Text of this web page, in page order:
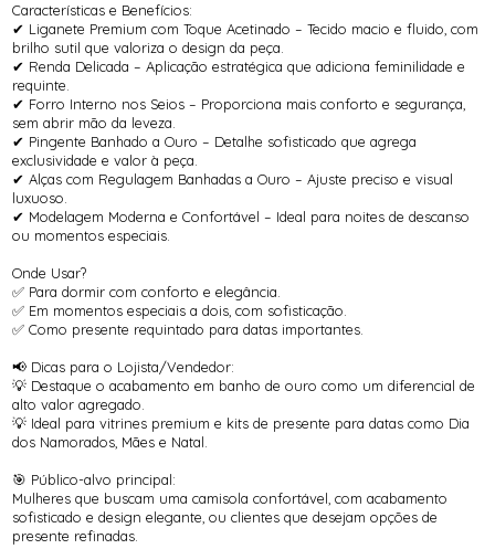
Características e Benefícios:
✔ Liganete Premium com Toque Acetinado – Tecido macio e fluido, com
brilho sutil que valoriza o design da peça.
✔ Renda Delicada – Aplicação estratégica que adiciona feminilidade e
requinte.
✔ Forro Interno nos Seios – Proporciona mais conforto e segurança,
sem abrir mão da leveza.
✔ Pingente Banhado a Ouro – Detalhe sofisticado que agrega
exclusividade e valor à peça.
✔ Alças com Regulagem Banhadas a Ouro – Ajuste preciso e visual
luxuoso.
✔ Modelagem Moderna e Confortável – Ideal para noites de descanso
ou momentos especiais.
Onde Usar?
✅ Para dormir com conforto e elegância.
✅ Em momentos especiais a dois, com sofisticação.
✅ Como presente requintado para datas importantes.
📢 Dicas para o Lojista/Vendedor:
💡 Destaque o acabamento em banho de ouro como um diferencial de
alto valor agregado.
💡 Ideal para vitrines premium e kits de presente para datas como Dia
dos Namorados, Mães e Natal.
🎯 Público-alvo principal:
Mulheres que buscam uma camisola confortável, com acabamento
sofisticado e design elegante, ou clientes que desejam opções de
presente refinadas.